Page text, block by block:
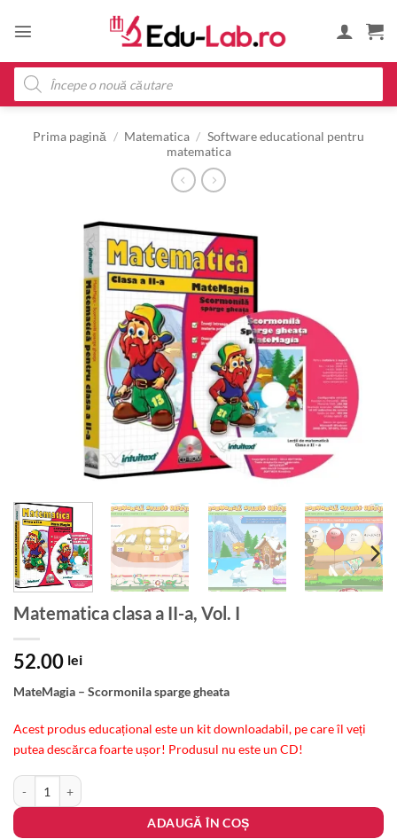
Products
search
Prima pagină / Matematica / Software educational pentru
matematica
Matematica clasa a II-a, Vol. I
52.00 lei
MateMagia – Scormonila sparge gheata
Acest produs educațional este un kit downloadabil, pe care îl veți
putea descărca foarte ușor! Produsul nu este un CD!
Cantitate Matematica clasa a II-a, Vol. I
ADAUGĂ ÎN COȘ